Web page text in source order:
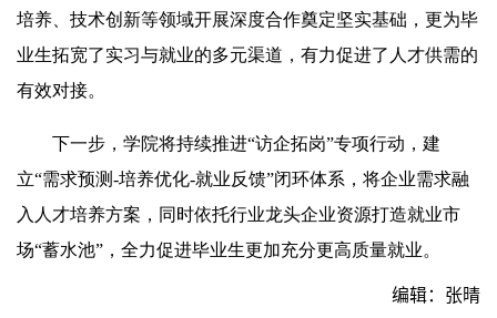
培养、技术创新等领域开展深度合作奠定坚实基础，更为毕
业生拓宽了实习与就业的多元渠道，有力促进了人才供需的
有效对接。
下一步，学院将持续推进“访企拓岗”专项行动，建
立“需求预测-培养优化-就业反馈”闭环体系，将企业需求融
入人才培养方案，同时依托行业龙头企业资源打造就业市
场“蓄水池”，全力促进毕业生更加充分更高质量就业。
编辑：张晴